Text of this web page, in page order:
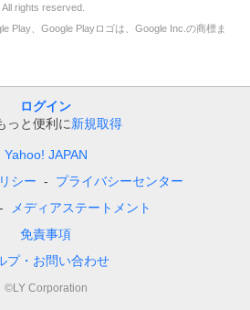
rights reserved.
Play、Google Playロゴは、Google Inc.の商標ま
ログイン
っと便利に新規取得
Yahoo! JAPAN
シー
プライバシーセンター
メディアステートメント
免責事項
プ・お問い合わせ
©LY Corporation